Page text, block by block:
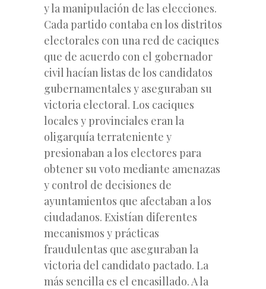
y la manipulación de las elecciones.
Cada partido contaba en los distritos
electorales con una red de caciques
que de acuerdo con el gobernador
civil hacían listas de los candidatos
gubernamentales y aseguraban su
victoria electoral. Los caciques
locales y provinciales eran la
oligarquía terrateniente y
presionaban a los electores para
obtener su voto mediante amenazas
y control de decisiones de
ayuntamientos que afectaban a los
ciudadanos. Existían diferentes
mecanismos y prácticas
fraudulentas que aseguraban la
victoria del candidato pactado. La
más sencilla es el encasillado. A la